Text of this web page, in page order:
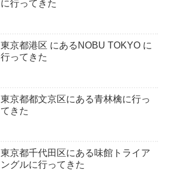
に行ってきた
東京都港区 にあるNOBU TOKYO に
行ってきた
東京都都文京区にある青林檎に行っ
てきた
東京都千代田区にある味館トライア
ングルに行ってきた